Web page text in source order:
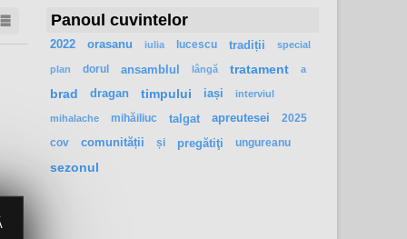
Panoul cuvintelor
2022 orasanu iulia lucescu tradiții special
plan dorul ansamblul lângă tratament a
brad dragan timpului iași interviul
mihalache mihăiliuc talgat apreutesei
2025
cov
comunității și pregătiţi ungureanu
sezonul